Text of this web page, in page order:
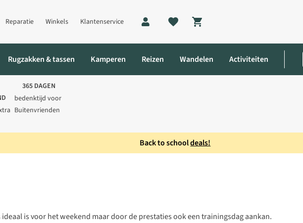
Reparatie Winkels Klantenservice
Shopping cart
Rugzakken & tassen Kamperen Reizen Wandelen Activiteiten
365 DAGEN
bedenktijd voor
Buitenvrienden
Back to schooldeals!
is voor het weekend maar door de prestaties ook een trainingsdag aankan.